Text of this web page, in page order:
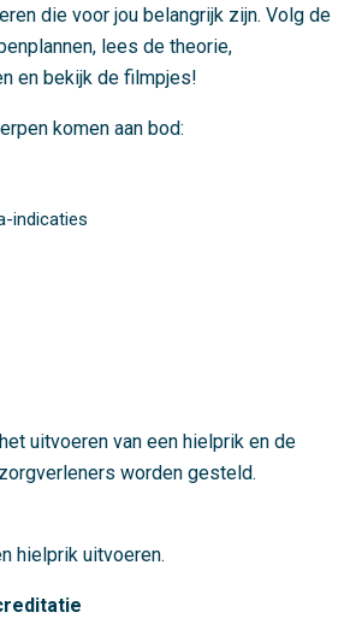
die voor jou belangrijk zijn. Volg de
lees de theorie,
en bekijk de filmpjes!
komen aan bod:
indicaties
uitvoeren van een hielprik en de
worden gesteld.
hielprik uitvoeren.